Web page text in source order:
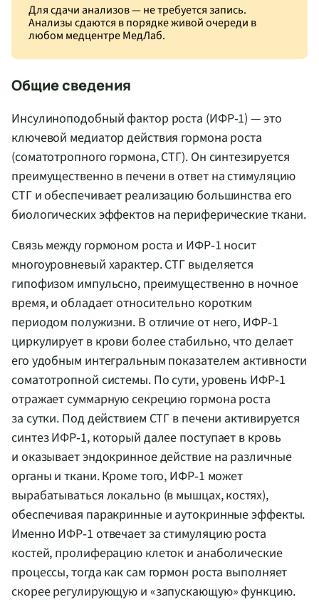
Для сдачи анализов — не требуется запись.
Анализы сдаются в порядке живой очереди в
любом медцентре МедЛаб.
Общие сведения
Инсулиноподобный фактор роста (ИФР‑1) — это
ключевой медиатор действия гормона роста
(соматотропного гормона, СТГ). Он синтезируется
преимущественно в печени в ответ на стимуляцию
СТГ и обеспечивает реализацию большинства его
биологических эффектов на периферические ткани.
Связь между гормоном роста и ИФР‑1 носит
многоуровневый характер. СТГ выделяется
гипофизом импульсно, преимущественно в ночное
время, и обладает относительно коротким
периодом полужизни. В отличие от него, ИФР‑1
циркулирует в крови более стабильно, что делает
его удобным интегральным показателем активности
соматотропной системы. По сути, уровень ИФР‑1
отражает суммарную секрецию гормона роста
за сутки. Под действием СТГ в печени активируется
синтез ИФР‑1, который далее поступает в кровь
и оказывает эндокринное действие на различные
органы и ткани. Кроме того, ИФР‑1 может
вырабатываться локально (в мышцах, костях),
обеспечивая паракринные и аутокринные эффекты.
Именно ИФР‑1 отвечает за стимуляцию роста
костей, пролиферацию клеток и анаболические
процессы, тогда как сам гормон роста выполняет
скорее регулирующую и «запускающую» функцию.